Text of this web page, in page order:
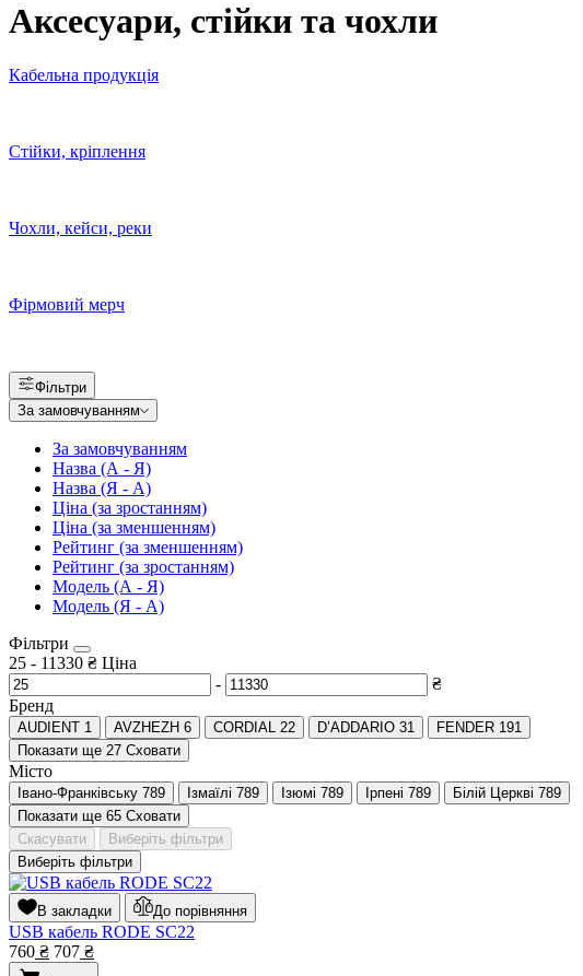
Аксесуари, стійки та чохли
Кабельна продукція
Стійки, кріплення
Чохли, кейси, реки
Фірмовий мерч
Фільтри
За замовчуванням
За замовчуванням
Назва (А - Я)
Назва (Я - А)
Ціна (за зростанням)
Ціна (за зменшенням)
Рейтинг (за зменшенням)
Рейтинг (за зростанням)
Модель (А - Я)
Модель (Я - А)
Фільтри
25 - 11330 ₴ Ціна
-
₴
Бренд
AUDIENT 1 AVZHEZH 6 CORDIAL 22 D’ADDARIO 31 FENDER 191
Показати ще 27 Сховати
Місто
Івано-Франківську 789 Ізмаїлі 789 Ізюмі 789 Ірпені 789 Білій Церкві 789
Показати ще 65 Сховати
Скасувати
Виберіть фільтри
Виберіть фільтри
В закладки До порівняння
USB кабель RODE SC22
760 ₴ 707 ₴